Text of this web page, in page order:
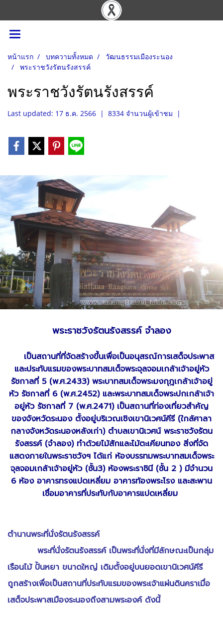
หน้าแรก บทความทั้งหมด
วัฒนธรรมเมืองระนอง
พระราชวังรัตนรังสรรค์
พระราชวังรัตนรังสรรค์
Last updated: 17 ธ.ค. 2566 | 8334 จำนวนผู้เข้าชม |
พระราชวังรัตนรังสรรค์ จำลอง
เป็นสถานที่ที่จัดสร้างขึ้นเพื่อเป็นอนุสรณ์การเสด็จประพาส
และประทับแรมของพระบาทสมเด็จพระจุลจอมเกล้าเจ้าอยู่หัว
รัชกาลที่ 5 (พ.ศ.2433) พระบาทสมเด็จพระมงกุฎเกล้าเจ้าอยู่
หัว รัชกาลที่ 6 (พ.ศ.2452) และพระบาทสมเด็จพระปกเกล้าเจ้า
อยู่หัว รัชกาลที่ 7 (พ.ศ.2471) เป็นสถานที่ท่องเที่ยวสำคัญ
ของจังหวัดระนอง ตั้งอยู่บริเวณเชิงเขานิเวศน์คีรี (ใกล้ศาลา
กลางจังหวัดระนองหลังเก่า) ตำบลเขานิเวศน์ พระราชวังรัตน
รังสรรค์ (จำลอง) ทำด้วยไม้สักและไม้ตะเคียนทอง สิ่งที่จัด
แสดงภายในพระราชวังฯ ได้แก่ ห้องบรรทมพระบาทสมเด็จพระ
จุลจอมเกล้าเจ้าอยู่หัว (ชั้น3) ห้องพระราชินี (ชั้น 2 ) มีจำนวน
6 ห้อง อาคารทรงแปดเหลี่ยม อาคารท้องพระโรง และสะพาน
เชื่อมอาคารที่ประทับกับอาคารแปดเหลี่ยม
ตำนานพระที่นั่งรัตนรังสรรค์
พระที่นั่งรัตนรังสรรค์ เป็นพระที่นั่งที่มีลักษณะเป็นกลุ่ม
เรือนไม้ ปั้นหยา ขนาดใหญ่ เดิมตั้งอยู่บนยอดเขานิเวศน์คีรี
ถูกสร้างเพื่อเป็นสถานที่ประทับแรมของพระเจ้าแผ่นดินคราเมื่อ
เสด็จประพาสเมืองระนองถึงสามพระองค์ ดังนี้